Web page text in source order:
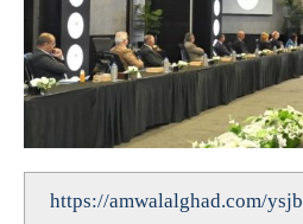
https://amwalalghad.com/ysjb